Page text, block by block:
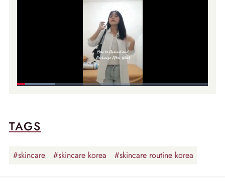
TAGS
#skincare #skincare korea #skincare routine korea